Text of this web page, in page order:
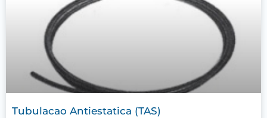
Tubulacao Antiestatica (TAS)